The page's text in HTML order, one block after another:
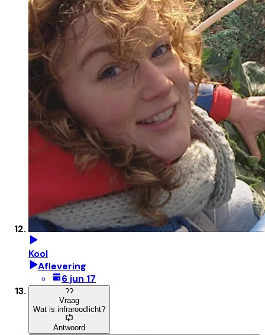
Kool
Aflevering
6 jun 17
??
Vraag
Wat is infraroodlicht?
Antwoord